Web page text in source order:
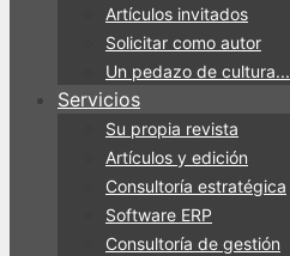
Artículos invitados
Solicitar como autor
Un pedazo de cultura...
Servicios
Su propia revista
Artículos y edición
Consultoría estratégica
Software ERP
Consultoría de gestión